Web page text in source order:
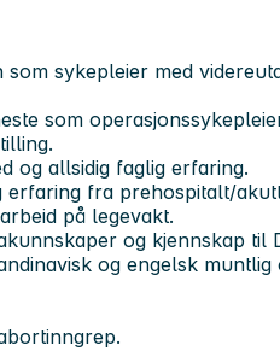
sykepleier med
som
og allsidig faglig erfaring.
fra prehospitalt/
på legevakt.
og kjennskap til
og engelsk